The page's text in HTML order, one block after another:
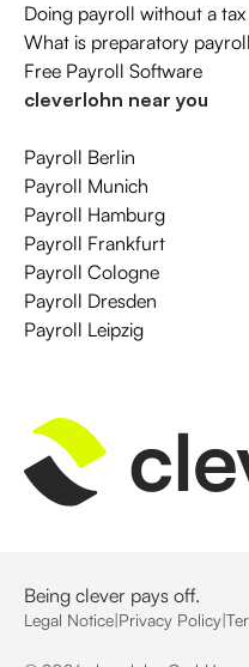
Doing payroll without a tax
What is preparatory
Free Payroll Software
cleverlohn near you
Payroll Berlin
Payroll Munich
Payroll Hamburg
Payroll Frankfurt
Payroll Cologne
Payroll Dresden
Payroll Leipzig
Being clever pays off.
Legal Notice|Privacy Policy|